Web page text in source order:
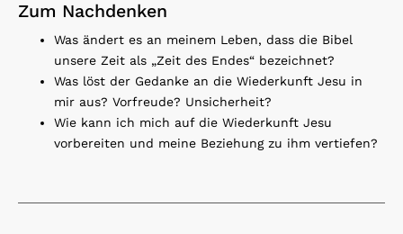
Zum Nachdenken
Was ändert es an meinem Leben, dass die Bibel
unsere Zeit als „Zeit des Endes“ bezeichnet?
Was löst der Gedanke an die Wiederkunft Jesu in
mir aus? Vorfreude? Unsicherheit?
Wie kann ich mich auf die Wiederkunft Jesu
vorbereiten und meine Beziehung zu ihm vertiefen?